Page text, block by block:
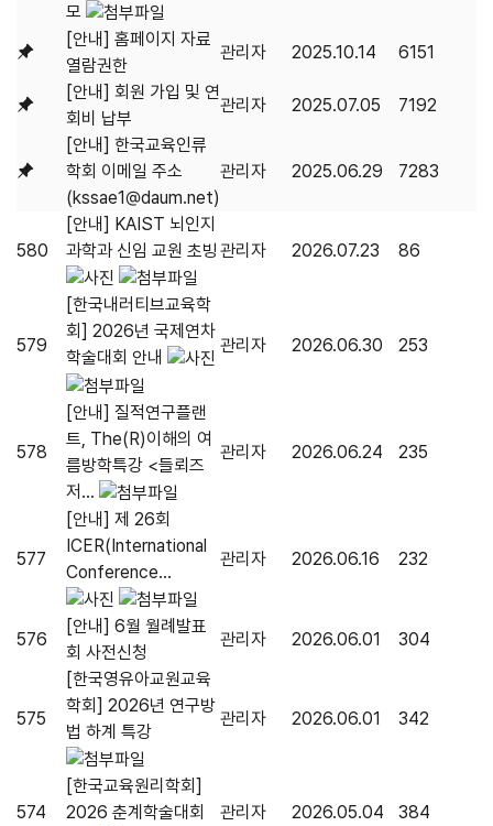
모
[안내] 홈페이지 자료
열람권한
관리자 2025.10.14
6151
[안내] 회원 가입 및 연
회비 납부
관리자 2025.07.05
7192
[안내] 한국교육인류
학회 이메일 주소
(kssae1@daum.net)
관리자 2025.06.29 7283
580
[안내] KAIST 뇌인지
과학과 신임 교원 초빙 관리자 2026.07.23 86
579
[한국내러티브교육학
회] 2026년 국제연차
학술대회 안내
관리자 2026.06.30 253
578
[안내] 질적연구플랜
트, The(R)이해의 여
름방학특강 <들뢰즈
저...
관리자 2026.06.24 235
577
[안내] 제 26회
ICER(International
Conference...
관리자 2026.06.16 232
576
[안내] 6월 월례발표
회 사전신청
관리자 2026.06.01 304
575
[한국영유아교원교육
학회] 2026년 연구방
법 하계 특강
관리자 2026.06.01 342
574
[한국교육원리학회]
2026 춘계학술대회
관리자 2026.05.04 384